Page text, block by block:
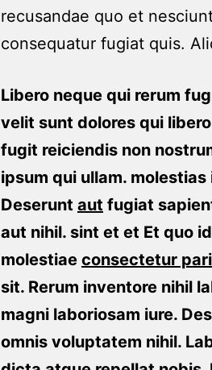
recusandae quo et
consequatur fugiat quis.
Libero neque qui rerum
velit sunt dolores qui
fugit reiciendis non
ipsum qui ullam.
Deserunt aut fugiat
aut nihil. sint et et Et quo
molestiae consectetur
sit. Rerum inventore nihil
magni laboriosam iure.
omnis voluptatem nihil.